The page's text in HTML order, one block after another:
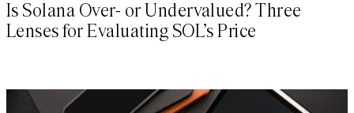
Is Solana Over- or Undervalued? Three
Lenses for Evaluating SOL’s Price